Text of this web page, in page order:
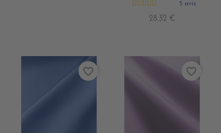
5 avis
28,32 €
favorite_border favorite_border